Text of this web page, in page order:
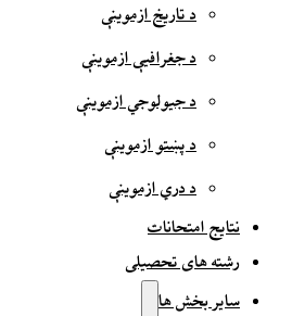
د تاریخ ازموینې
د جغرافیې ازموینې
د جیولوجي ازموینې
د پښتو ازموینې
د دري ازموینې
نتایج امتحانات
رشته های تحصیلی
سایر بخش ها